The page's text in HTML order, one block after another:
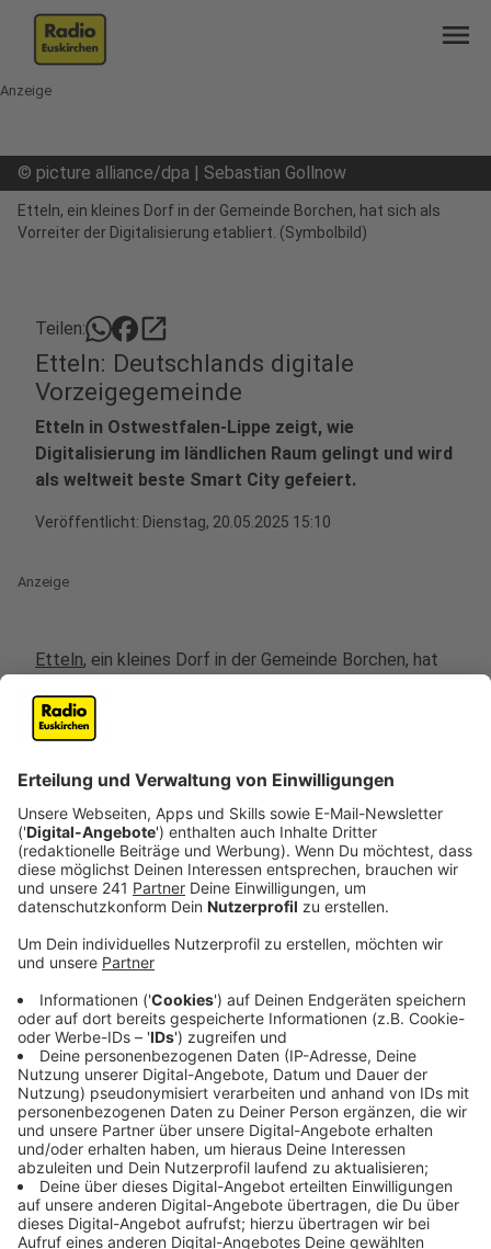
menu
Anzeige
© picture alliance/dpa | Sebastian Gollnow
Etteln, ein kleines Dorf in der Gemeinde Borchen, hat sich als
Vorreiter der Digitalisierung etabliert. (Symbolbild)
Teilen: open_in_new
Etteln: Deutschlands digitale
Vorzeigegemeinde
Etteln in Ostwestfalen-Lippe zeigt, wie
Digitalisierung im ländlichen Raum gelingt und wird
als weltweit beste Smart City gefeiert.
Veröffentlicht: Dienstag, 20.05.2025 15:10
Anzeige
Etteln, ein kleines Dorf in der Gemeinde Borchen, hat
1750 Einwohnern wird es als "weltweit beste Smart
City" gefeiert. Bei einem globalen Smart-City-
Preis, vor großen Metropolen wie Hongkong. Diese
Auszeichnung zieht nun zahlreiche Interessierte ins
Altenautal.
Anzeige
Der Motor des Erfolgs: Ulrich Ahle
Anzeige
Der Erfolg von Ettelnist eng mit dem Engagement
des Ortsvorstehers Ulrich Ahle verbunden. Ahle bringt
Ideen aus aller Welt mit, um lokale Herausforderungen
zu meistern. Doch nicht nur Ahle, sondern auch die
Dorfgemeinschaft zeigt, was digital möglich ist.
Claudia Günter, Mitglied des Vereins "Etteln aktiv",
betont den "Heimatstolz" und die gemeinschaftliche